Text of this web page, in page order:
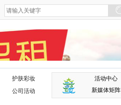
护肤彩妆
公司活动
活动中心
新媒体矩阵